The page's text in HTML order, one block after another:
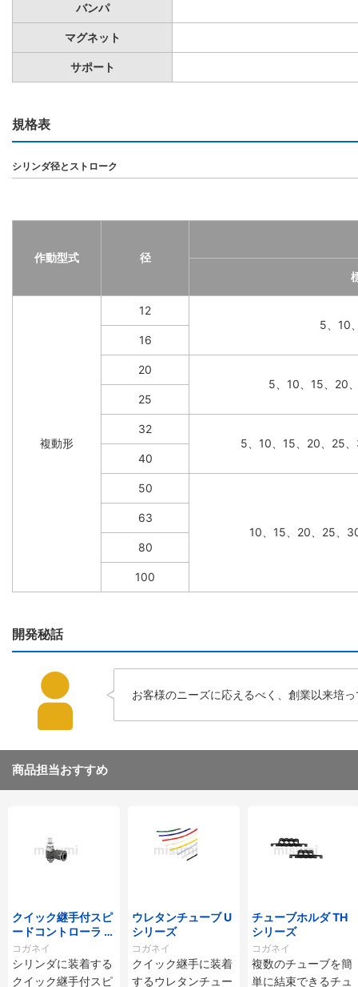
バンパ
マグネット
サポート
規格表
シリンダ径とストローク
作動型式
径
複動形
12
5、10
16
20
5、10、15、20
25
32
5、10、15、20、25
40
50
10、15、20、25、
63
80
100
開発秘話
お客様のニーズに応えるべく、創業以来培
商品担当おすすめ
クイック継手付スピ
ードコントローラ ス
タンダードタイプ S
C□-M・SS□-Mシ
リーズ
コガネイ
シリンダに装着する
クイック継手付スピ
ウレタンチューブ U
シリーズ
コガネイ
クイック継手に装着
するウレタンチュー
チューブホルダ TH
シリーズ
コガネイ
複数のチューブを簡
単に結束できるチュ